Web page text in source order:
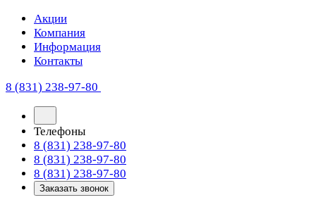
Акции
Компания
Информация
Контакты
8 (831) 238-97-80
Телефоны
8 (831) 238-97-80
8 (831) 238-97-80
8 (831) 238-97-80
Заказать звонок